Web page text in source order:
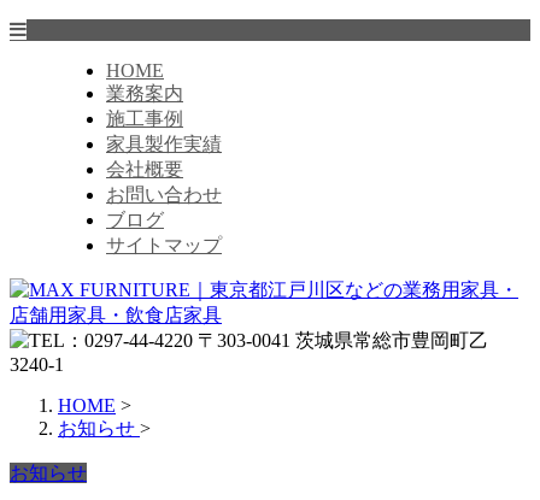
HOME
業務案内
施工事例
家具製作実績
会社概要
お問い合わせ
ブログ
サイトマップ
HOME >
お知らせ >
お知らせ